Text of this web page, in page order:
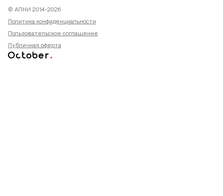
© АПНИ 2014-2026
Политика конфиденциальности
Пользовательское соглашение
Публичная оферта